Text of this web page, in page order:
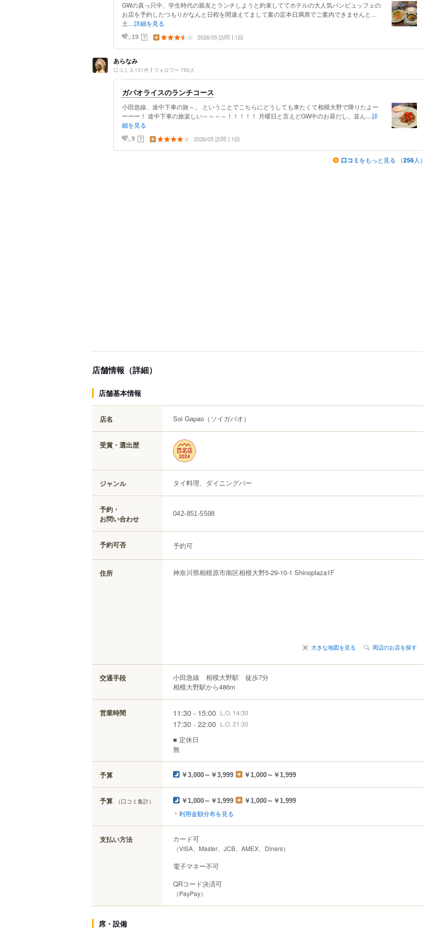
GWの真っ只中、学生時代の親友とランチしようと約束しててホテルの大人気パンビュッフェの
お店を予約したつもりがなんと日程を間違えてまして案の定本日満席でご案内できませんと…
土... 詳細を見る
19 ？ 2026/05 訪問 1回
あらなみ
口コミ 3,131件 フォロワー 755人
ガパオライスのランチコース
小田急線、途中下車の旅～。 ということでこちらにどうしても来たくて相模大野で降りたよー
ーーー！ 途中下車の旅楽しい～～～～！！！！！ 月曜日と言えどGW中のお昼だし、並ん... 詳
細を見る
9 ？ 2026/05 訪問 1回
口コミ をもっと見る （256人）
店舗情報（詳細）
店舗基本情報
店名 Soi Gapao （ソイガパオ）
受賞・選出歴
ジャンル タイ料理、ダイニングバー
予約・
お問い合わせ
042-851-5598
予約可否 予約可
住所 神奈川県相模原市南区相模大野5-29-10-1 Shinoplaza1F
大きな地図を見る 周辺のお店を探す
交通手段
小田急線 相模大野駅 徒歩7分
相模大野駅から486m
営業時間 11:30 - 15:00 L.O. 14:30
17:30 - 22:00 L.O. 21:30
■ 定休日
無
予算 ￥3,000～￥3,999 ￥1,000～￥1,999
予算 （口コミ集計） ￥1,000～￥1,999 ￥1,000～￥1,999
利用金額分布を見る
支払い方法 カード可
（VISA、Master、JCB、AMEX、Diners）
電子マネー不可
QRコード決済可
（PayPay）
席・設備